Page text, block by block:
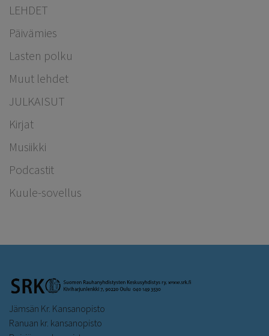
LEHDET
Päivämies
Lasten polku
Muut lehdet
JULKAISUT
Kirjat
Musiikki
Podcastit
Kuule-sovellus
Jämsän Kr. Kansanopisto
Ranuan kr. kansanopisto